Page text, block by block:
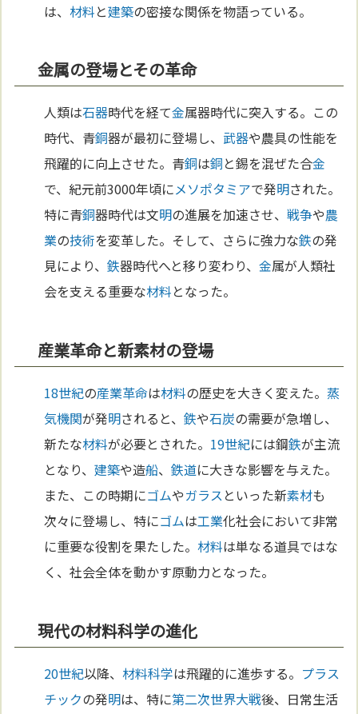
は、材料と建築の密接な関係を物語っている。
金属の登場とその革命
人類は石器時代を経て金属器時代に突入する。この
時代、青銅器が最初に登場し、 武器や農具の性能を
飛躍的に向上させた。青銅は銅と錫を混ぜた合金
で、紀元前3000年頃にメソポタミアで発明された。
特に青銅器時代は文明の進展を加速させ、戦争や農
業の技術を変革した。そして、さらに強力な鉄の発
見により、鉄器時代へと移り変わり、金属が人類社
会を支える重要な材料となった。
産業革命と新素材の登場
18世紀の産業革命は材料の歴史を大きく変えた。 蒸
気機関が発明されると、鉄や石炭の需要が急増し、
新たな材料が必要とされた。 19世紀には鋼鉄が主流
となり、建築や造船、鉄道に大きな影響を与えた。
また、この時期にゴムやガラスといった新素材も
次々に登場し、特にゴムは工業化社会において非常
に重要な役割を果たした。材料は単なる道具ではな
く、社会全体を動かす原動力となった。
現代の材料科学の進化
20世紀以降、材料科学は飛躍的に進歩する。 プラス
チックの発明は、特に第二次世界大戦後、日常生活